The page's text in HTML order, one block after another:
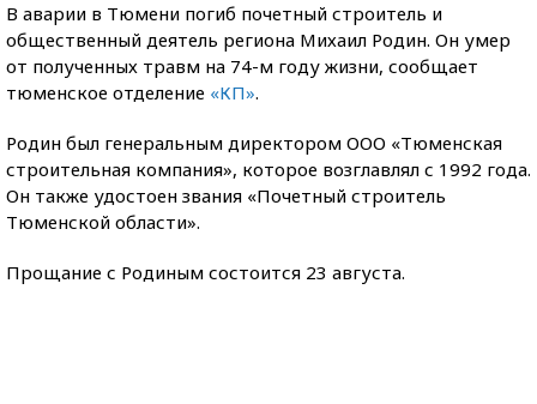
В аварии в Тюмени погиб почетный строитель и
общественный деятель региона Михаил Родин. Он умер
от полученных травм на 74-м году жизни, сообщает
тюменское отделение «КП».
Родин был генеральным директором ООО «Тюменская
строительная компания», которое возглавлял с 1992 года.
Он также удостоен звания «Почетный строитель
Тюменской области».
Прощание с Родиным состоится 23 августа.